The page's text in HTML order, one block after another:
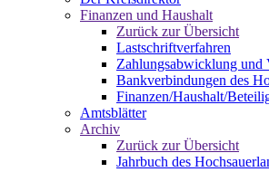
Finanzen und Haushalt
Zurück zur Übersicht
Lastschriftverfahren
Zahlungsabwicklung und
Bankverbindungen des
Finanzen/Haushalt/
Amtsblätter
Archiv
Zurück zur Übersicht
Jahrbuch des